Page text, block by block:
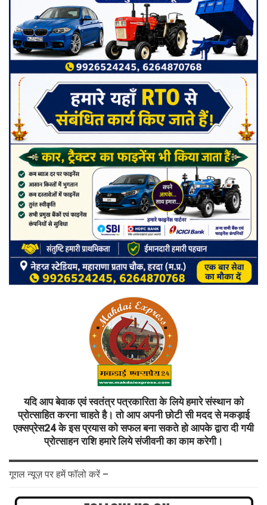
यदि आप बेवाक एवं स्वतंत्र पत्रकारिता के लिये हमारे संस्थान को
प्रोत्साहित करना चाहते है। तो आप अपनी छोटी सी मदद से मकड़ाई
एक्सप्रेस24 के इस प्रयास को सफल बना सकते हो आपके द्वारा दी गयी
प्रोत्साहन राशि हमारे लिये संजीवनी का काम करेगी।
गूगल न्यूज़ पर हमें फॉलो करें –